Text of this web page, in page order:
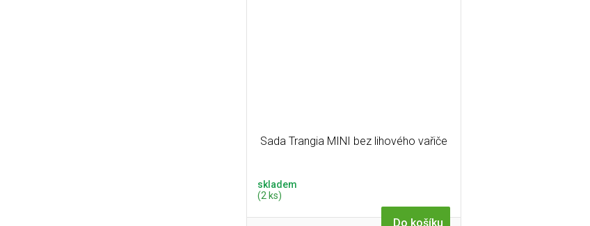
Sada Trangia MINI bez lihového vařiče
skladem
(2 ks)
Do košíku